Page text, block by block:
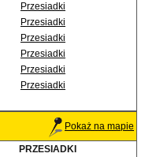
Przesiadki
Przesiadki
Przesiadki
Przesiadki
Przesiadki
Przesiadki
Pokaż na mapie
PRZESIADKI